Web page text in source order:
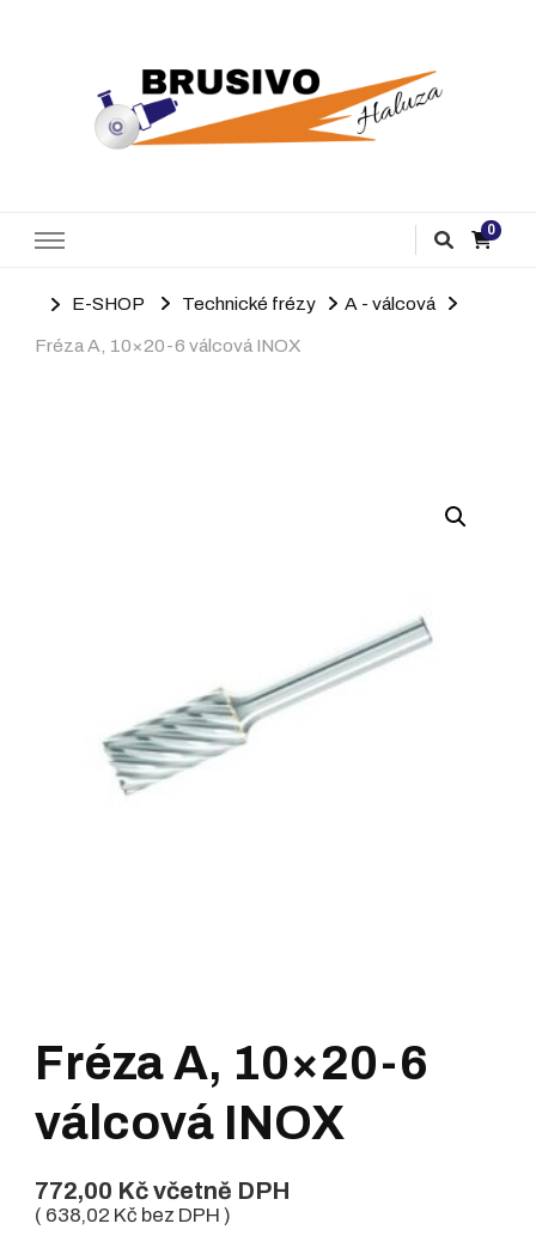
0
E-SHOP Technické frézy A - válcová
Fréza A, 10×20-6 válcová INOX
Fréza A, 10×20-6
válcová INOX
772,00 Kčvčetně DPH
( 638,02 Kč bez DPH )